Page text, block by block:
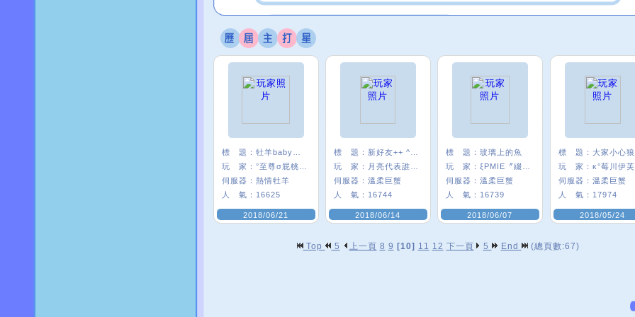
標 題：
玩 家：
伺服器： 熱情牡羊
人 氣： 16625
2018/06/21
標 題：
玩 家：
伺服器： 溫柔巨蟹
人 氣： 16744
2018/06/14
標 題： 玻璃上的魚
玩 家：
伺服器： 溫柔巨蟹
人 氣： 16739
2018/06/07
標 題：
玩 家： κ°莓川伊
伺服器： 溫柔巨蟹
人 氣： 17974
2018/05/24
Top 5 上一頁 8 9 [10] 11 12 下一頁 5 End (總頁數:67)